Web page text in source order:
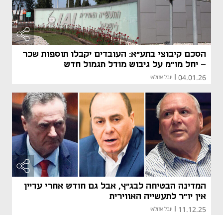
הסכם קיבוצי בתע"א: העובדים יקבלו תוספות שכר
- יחל מו"מ על גיבוש מודל תגמול חדש
04.01.26 יובל אזולאי
המדינה הבטיחה לבג"ץ, אבל גם חודש אחרי עדיין
אין יו"ר לתעשייה האווירית
11.12.25 יובל אזולאי